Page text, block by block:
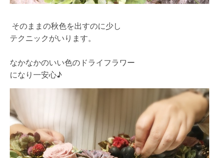
そのままの秋色を出すのに少し
テクニックがいります。
なかなかのいい色のドライフラワー
になり一安心♪